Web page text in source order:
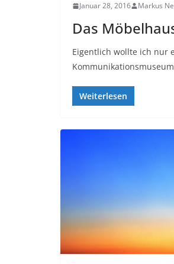
Januar 28, 2016 Markus
Das
Eigentlich wollte ich nur
Weiterlesen